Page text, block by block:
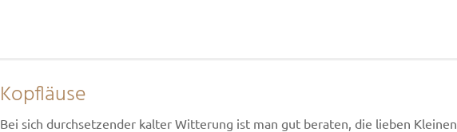
Kopfläuse
Bei sich durchsetzender kalter Witterung ist man gut beraten, die lieben Kleinen